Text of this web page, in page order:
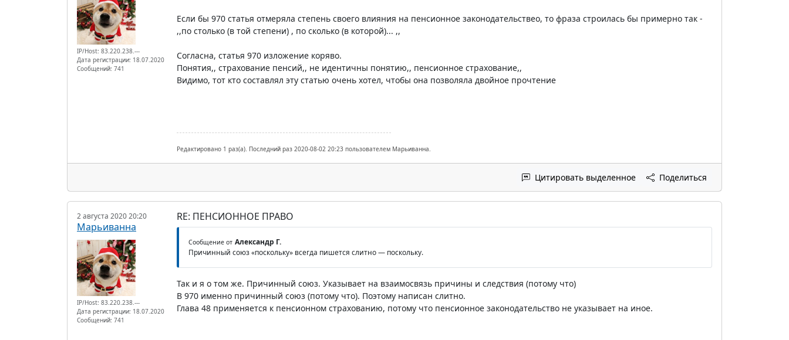
IP/Host: 83.220.238.---
Дата регистрации: 18.07.2020
Сообщений: 741
Если бы 970 статья отмеряла степень своего влияния на пенсионное законодательствео, то фраза строилась бы примерно так -
,,по столько (в той степени) , по сколько (в которой)... ,,
Согласна, статья 970 изложение коряво.
Понятия,, страхование пенсий,, не идентичны понятию,, пенсионное страхование,,
Видимо, тот кто составлял эту статью очень хотел, чтобы она позволяла двойное прочтение
Редактировано 1 раз(а). Последний раз 2020-08-02 20:23 пользователем Марьиванна.
Цитировать выделенное Поделиться
2 августа 2020 20:20
Марьиванна
IP/Host: 83.220.238.---
Дата регистрации: 18.07.2020
Сообщений: 741
RE: ПЕНСИОННОЕ ПРАВО
Сообщение от Александр Г.
Причинный союз «поскольку» всегда пишется слитно — поскольку.
Так и я о том же. Причинный союз. Указывает на взаимосвязь причины и следствия (потому что)
В 970 именно причинный союз (потому что). Поэтому написан слитно.
Глава 48 применяется к пенсионном страхованию, потому что пенсионное законодательство не указывает на иное.